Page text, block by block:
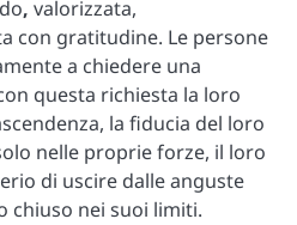
, valorizzata,
con gratitudine. Le persone
a chiedere una
questa richiesta la loro
la fiducia del loro
nelle proprie forze, il loro
di uscire dalle anguste
chiuso nei suoi limiti.